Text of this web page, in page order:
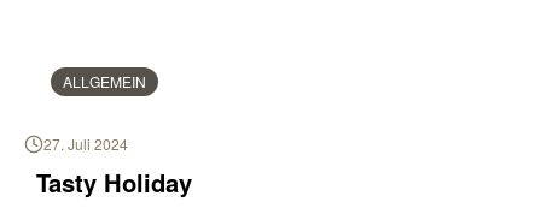
ALLGEMEIN
27. Juli 2024
Tasty Holiday